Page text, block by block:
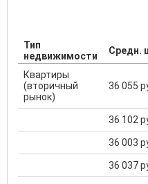
Тип
недвижимости
Средн.
Квартиры
(вторичный
рынок)
36 055
36 102
36 003
36 037